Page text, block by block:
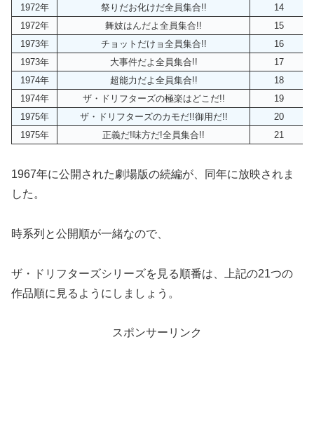
1972年
祭りだお化けだ全員集合!!
14
1972年
舞妓はんだよ全員集合!!
15
1973年
チョットだけョ全員集合!!
16
1973年
大事件だよ全員集合!!
17
1974年
超能力だよ全員集合!!
18
1974年
ザ・ドリフターズの極楽はどこだ!!
19
1975年
ザ・ドリフターズのカモだ!!御用だ!!
20
1975年
正義だ!味方だ!全員集合!! 21
1967年に公開された劇場版の続編が、同年に放映されま
した。
時系列と公開順が一緒なので、
ザ・ドリフターズシリーズを見る順番は、上記の21つの
作品順に見るようにしましょう。
スポンサーリンク